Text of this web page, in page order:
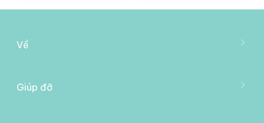
Về
Trở Thành Đại Lý
Giúp đỡ